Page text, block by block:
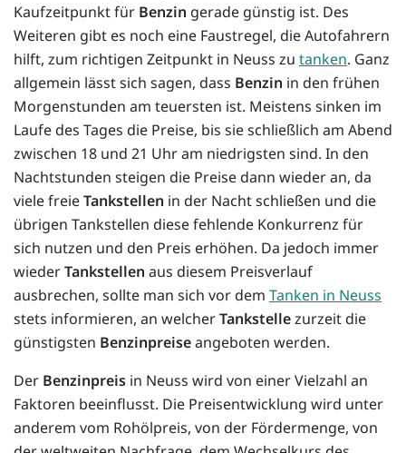
Kaufzeitpunkt für Benzin gerade günstig ist. Des
Weiteren gibt es noch eine Faustregel, die Autofahrern
hilft, zum richtigen Zeitpunkt in Neuss zu tanken. Ganz
allgemein lässt sich sagen, dass Benzin in den frühen
Morgenstunden am teuersten ist. Meistens sinken im
Laufe des Tages die Preise, bis sie schließlich am Abend
zwischen 18 und 21 Uhr am niedrigsten sind. In den
Nachtstunden steigen die Preise dann wieder an, da
viele freieTankstellen in der Nacht schließen und die
übrigen Tankstellen diese fehlende Konkurrenz für
sich nutzen und den Preis erhöhen. Da jedoch immer
wiederTankstellen aus diesem Preisverlauf
ausbrechen, sollte man sich vor dem Tanken in Neuss
stets informieren, an welcherTankstellezurzeit die
günstigsten Benzinpreiseangeboten werden.
Der Benzinpreis in Neuss wird von einer Vielzahl an
Faktoren beeinflusst. Die Preisentwicklung wird unter
anderem vom Rohölpreis, von der Fördermenge, von